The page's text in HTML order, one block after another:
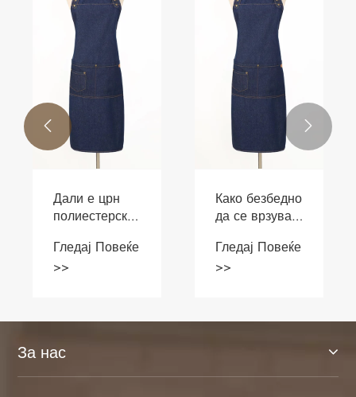
Дали е црн
полиестерски
најразновидното
парче за лето
Гледај Повеќе
>>
Како безбедно
да се врзува
престилка?
Гледај Повеќе
>>
 
За нас